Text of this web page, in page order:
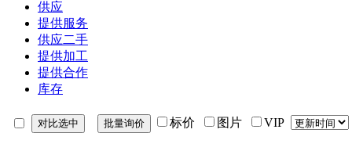
供应
提供服务
供应二手
提供加工
提供合作
库存
标价 图片 VIP